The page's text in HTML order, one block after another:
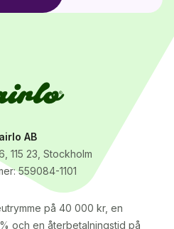
AB
115 23, Stockholm
559084-1101
på 40 000 kr, en
och en återbetalningstid på